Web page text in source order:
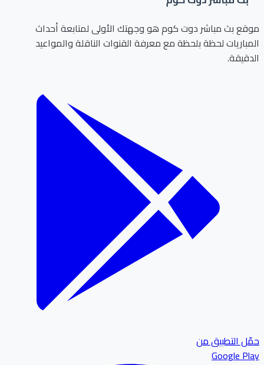
بث مباشر دوت كوم هو وجهتك الأولى لمتابعة أحداث
لحظة بلحظة مع معرفة القنوات الناقلة والمواعيد
التطبيق من
Google